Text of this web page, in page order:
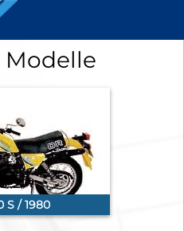
Modelle
S / 1980